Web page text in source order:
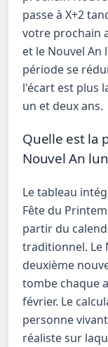
passe à X+2
votre prochain
et le Nouvel
période se
l'écart est plus
un et deux ans.
Quelle est la
Nouvel An
Le tableau
Fête du
partir du
traditionnel. Le
deuxième
tombe chaque
février. Le
personne
réaliste sur